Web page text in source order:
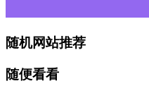
随机网站推荐
随便看看